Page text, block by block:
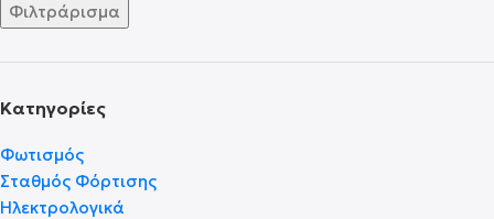
Φιλτράρισμα
Κατηγορίες
Φωτισμός
Σταθμός Φόρτισης
Ηλεκτρολογικά